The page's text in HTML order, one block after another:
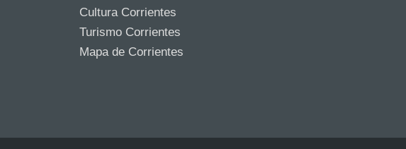
Cultura Corrientes
Turismo Corrientes
Mapa de Corrientes